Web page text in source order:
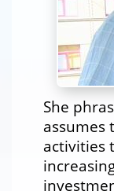
She
assumes
activities